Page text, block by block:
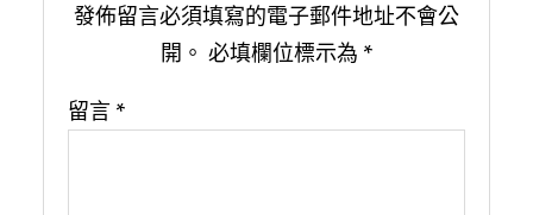
發佈留言必須填寫的電子郵件地址不會公
開。 必填欄位標示為 *
留言 *